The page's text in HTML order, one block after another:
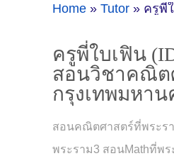
Home » Tutor » ครูพี่ใบเฟิน (ID :
ครูพี่ใบเฟิน
สอนวิชาคณิต
กรุงเทพมหาน
สอนคณิตศาสตร์ที่พระร
พระราม3 สอนMathที่พร